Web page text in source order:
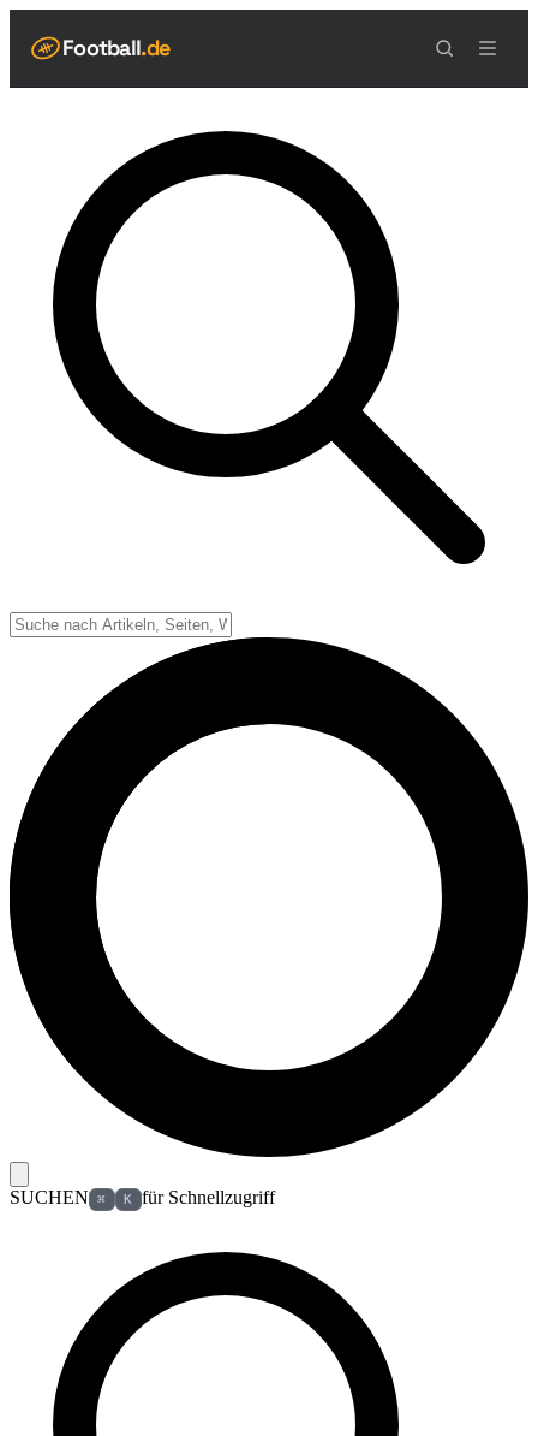
Football.de
Live Scores
Spielplan
Teams
Tabelle
Football Regeln
Punkte & Scoring
Strafen & Fouls
Schiedsrichter
Football Lexikon
SUCHEN ⌘ K für Schnellzugriff